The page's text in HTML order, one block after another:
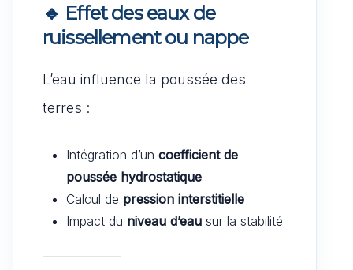
🔹 Effet des eaux de
ruissellement ou nappe
L’eau influence la poussée des
terres :
Intégration d’un coefficient de
poussée hydrostatique
Calcul de pression interstitielle
Impact du niveau d’eau sur la stabilité